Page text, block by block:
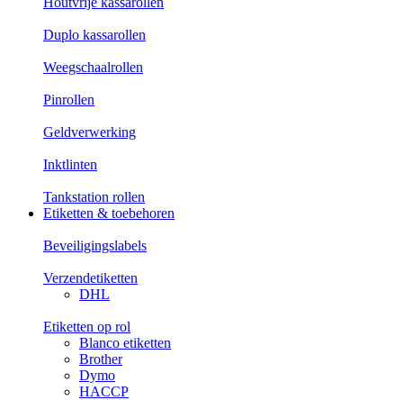
Duplo kassarollen
Weegschaalrollen
Pinrollen
Geldverwerking
Inktlinten
Tankstation rollen
Etiketten & toebehoren
Beveiligingslabels
Verzendetiketten
DHL
Etiketten op rol
Blanco etiketten
Brother
Dymo
HACCP